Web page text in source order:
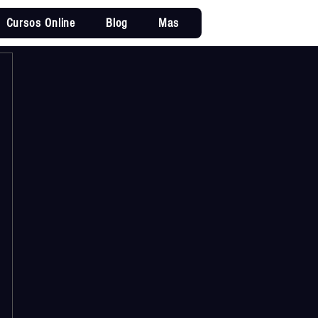
Cursos Online Blog Mas